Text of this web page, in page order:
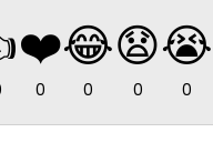
❤️
0
😂
0
😧
0
😭
0